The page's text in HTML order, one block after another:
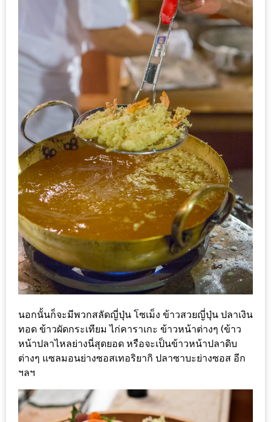
LEO
PRESENTS
PINGFAI
FESTIVAL
อาหาร
ญี่ปุ่น
ระดับ
พรีเมียม
พร้อม
สุ
กี้
เนื้อ
หมู
ดำ
คู
โร
บูต
ะ
สุด
เด็ด
(THE
นอกนั้นก็จะมีพวกสลัดญี่ปุ่น โซเม็ง ข้าวสวยญี่ปุ่น ปลาเงิน
ทอด ข้าวผัดกระเทียม ไก่คาราเกะ ข้าวหน้าต่างๆ (ข้าว
หน้าปลาไหลย่างนี่สุดยอด หรือจะเป็นข้าวหน้าปลาดิบ
ต่างๆ แซลมอนย่างซอสเทอริยากิ ปลาซาบะย่างซอส อีก
ฯลฯ